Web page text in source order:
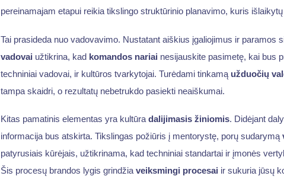
pereinamajam etapui reikia tikslingo struktūrinio planavimo, kuris
Tai prasideda nuo vadovavimo. Nustatant aiškius įgaliojimus ir paramos
vadovai užtikrina, kad komandos nariai nesijauskite pasimetę, kai bus
techniniai vadovai, ir kultūros tvarkytojai. Turėdami tinkamą užduočių
tampa skaidri, o rezultatų nebetrukdo pasiekti neaiškumai.
Kitas pamatinis elementas yra kultūradalijimasis žiniomis. Didėjant
informacija bus atskirta. Tikslingas požiūris į mentorystę, porų sudarymą
patyrusiais kūrėjais, užtikrinama, kad techniniai standartai ir įmonės
Šis procesų brandos lygis grindžiaveiksmingi procesai ir sukuria jūsų